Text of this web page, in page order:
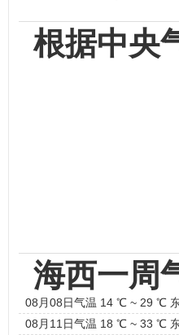
根据中央
海西一周
08月08日气温 14 ℃ ~ 29 ℃
08月11日气温 18 ℃ ~ 33 ℃